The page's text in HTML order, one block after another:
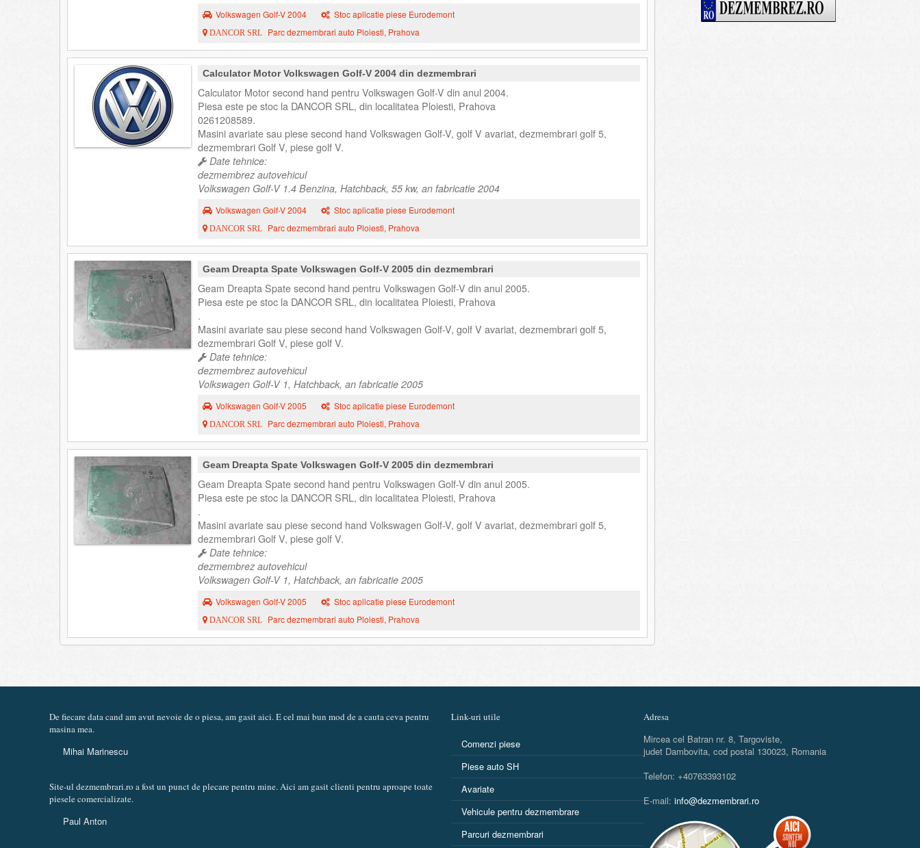
Volkswagen Golf-V 2004 Stoc aplicatie piese Eurodemont
DANCOR SRL Parc dezmembrari auto Ploiesti, Prahova
Calculator Motor Volkswagen Golf-V 2004 din dezmembrari
Calculator Motor second hand pentru Volkswagen Golf-V din anul 2004.
Piesa este pe stoc la DANCOR SRL, din localitatea Ploiesti, Prahova
0261208589.
Masini avariate sau piese second hand Volkswagen Golf-V, golf V avariat, dezmembrari golf 5,
dezmembrari Golf V, piese golf V.
Date tehnice:
dezmembrez autovehicul
Volkswagen Golf-V 1.4 Benzina, Hatchback, 55 kw, an fabricatie 2004
Volkswagen Golf-V 2004 Stoc aplicatie piese Eurodemont
DANCOR SRL Parc dezmembrari auto Ploiesti, Prahova
Geam Dreapta Spate Volkswagen Golf-V 2005 din dezmembrari
Geam Dreapta Spate second hand pentru Volkswagen Golf-V din anul 2005.
Piesa este pe stoc la DANCOR SRL, din localitatea Ploiesti, Prahova
.
Masini avariate sau piese second hand Volkswagen Golf-V, golf V avariat, dezmembrari golf 5,
dezmembrari Golf V, piese golf V.
Date tehnice:
dezmembrez autovehicul
Volkswagen Golf-V 1, Hatchback, an fabricatie 2005
Volkswagen Golf-V 2005 Stoc aplicatie piese Eurodemont
DANCOR SRL Parc dezmembrari auto Ploiesti, Prahova
Geam Dreapta Spate Volkswagen Golf-V 2005 din dezmembrari
Geam Dreapta Spate second hand pentru Volkswagen Golf-V din anul 2005.
Piesa este pe stoc la DANCOR SRL, din localitatea Ploiesti, Prahova
.
Masini avariate sau piese second hand Volkswagen Golf-V, golf V avariat, dezmembrari golf 5,
dezmembrari Golf V, piese golf V.
Date tehnice:
dezmembrez autovehicul
Volkswagen Golf-V 1, Hatchback, an fabricatie 2005
Volkswagen Golf-V 2005 Stoc aplicatie piese Eurodemont
DANCOR SRL Parc dezmembrari auto Ploiesti, Prahova
De fiecare data cand am avut nevoie de o piesa, am gasit aici. E cel mai bun mod de a cauta ceva pentru
masina mea.
Mihai Marinescu
Site-ul dezmembrari.ro a fost un punct de plecare pentru mine. Aici am gasit clienti pentru aproape toate
piesele comercializate.
Paul Anton
Link-uri utile
Comenzi piese
Piese auto SH
Avariate
Vehicule pentru dezmembrare
Parcuri dezmembrari
Adresa
Mircea cel Batran nr. 8, Targoviste,
judet Dambovita, cod postal 130023, Romania
Telefon: +40763393102
E-mail:info@dezmembrari.ro